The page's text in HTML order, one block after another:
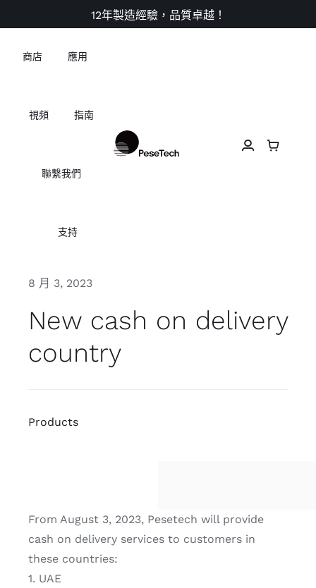
to
content
12年製造經驗，品質卓越！
商店 應用
視頻 指南
聯繫我們
支持
8 月 3, 2023
New cash on delivery
country
Products
From August 3, 2023, Pesetech will provide
cash on delivery services to customers in
these countries:
1. UAE